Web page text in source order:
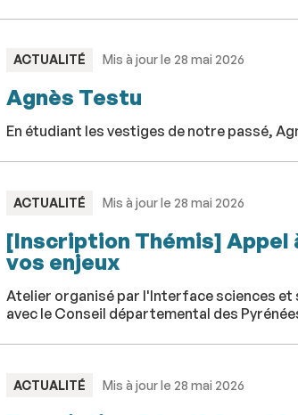
TYPE
ACTUALITÉ Mis à jour le 28 mai 2026
Agnès Testu
En étudiant les vestiges de notre passé,
TYPE
ACTUALITÉ Mis à jour le 28 mai 2026
[Inscription Thémis]
vos enjeux
Atelier organisé par l'Interface sciences et
avec le Conseil départemental des
TYPE
ACTUALITÉ Mis à jour le 28 mai 2026